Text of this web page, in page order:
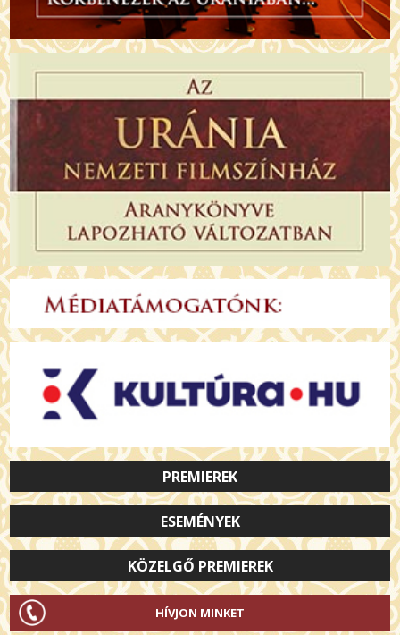
PREMIEREK
ESEMÉNYEK
KÖZELGŐ PREMIEREK
HÍVJON MINKET